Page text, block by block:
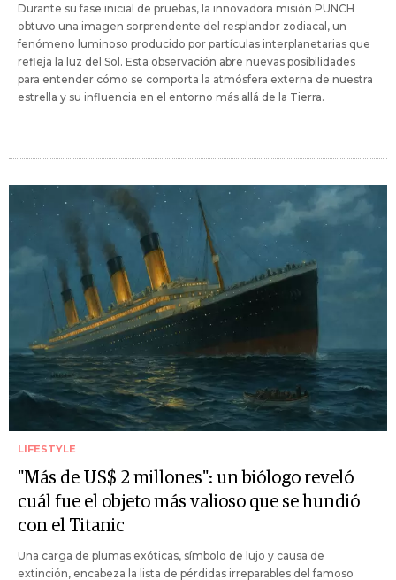
Durante su fase inicial de pruebas, la innovadora misión PUNCH
obtuvo una imagen sorprendente del resplandor zodiacal, un
fenómeno luminoso producido por partículas interplanetarias que
refleja la luz del Sol. Esta observación abre nuevas posibilidades
para entender cómo se comporta la atmósfera externa de nuestra
estrella y su influencia en el entorno más allá de la Tierra.
LIFESTYLE
"Más de US$ 2 millones": un biólogo reveló
cuál fue el objeto más valioso que se hundió
con el Titanic
Una carga de plumas exóticas, símbolo de lujo y causa de
extinción, encabeza la lista de pérdidas irreparables del famoso